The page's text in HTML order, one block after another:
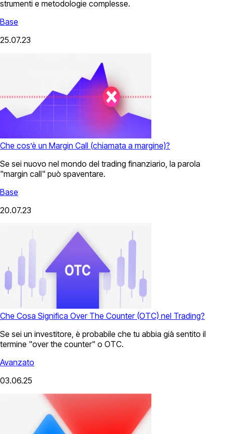
strumenti e metodologie complesse.
Base
25.07.23
Che cos’è un Margin Call (chiamata a margine)?
Se sei nuovo nel mondo del trading finanziario, la parola
"margin call" può spaventare.
Base
20.07.23
Che Cosa Significa Over The Counter (OTC) nel Trading?
Se sei un investitore, è probabile che tu abbia già sentito il
termine "over the counter" o OTC.
Avanzato
03.06.25